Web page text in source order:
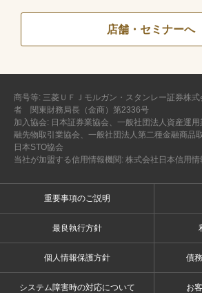
店舗・セミナーへ
商号等: 三菱ＵＦＪモルガン・スタンレー証券株
者 関東財務局長（金商）第2336号
加入協会: 日本証券業協会、一般社団法人資産運
融先物取引業協会、一般社団法人第二種金融商品
日本STO協会
当社が加盟する信用情報機関: 株式会社日本信用情
重要事項のご説明
最良執行方針
個人情報保護方針 債
システム障害時の対応について お